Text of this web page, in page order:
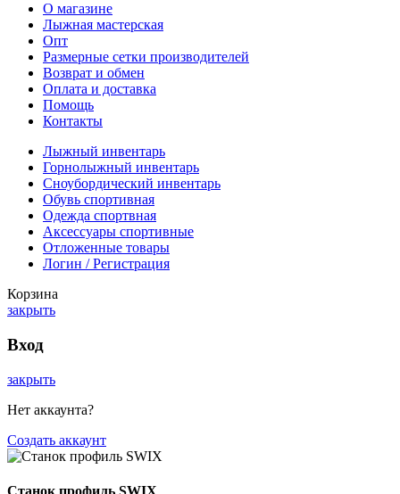
О магазине
Лыжная мастерская
Опт
Размерные сетки производителей
Возврат и обмен
Оплата и доставка
Помощь
Контакты
Лыжный инвентарь
Горнолыжный инвентарь
Сноубордический инвентарь
Обувь спортивная
Одежда спортвная
Аксессуары спортивные
Отложенные товары
Логин / Регистрация
Корзина
закрыть
Вход
закрыть
Нет аккаунта?
Создать аккаунт
Станок профиль SWIX